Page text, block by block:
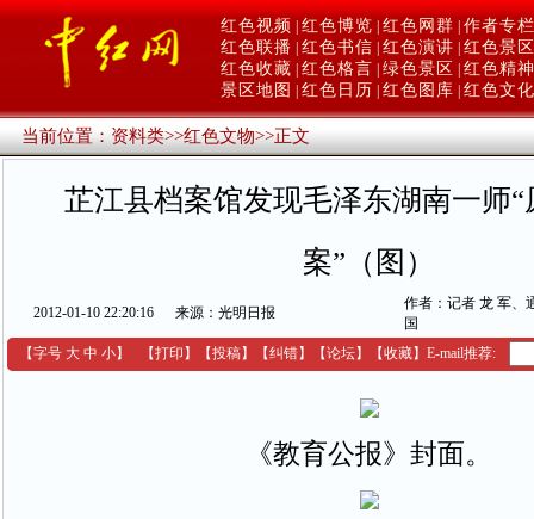
红色视频 红色博览 红色网群 作者专栏
红色联播 红色书信 红色演讲 红色景区
红色收藏 红色格言 绿色景区
红色精神
景区地图
红色日历 红色图库 红色文化
当前位置：资料类>>红色文物>>正文
芷江县档案馆发现毛泽东湖南一师
案”（图）
2012-01-10 22:20:16 来源：光明日报
作者：记者 龙 军、
国
【字号 大 中 小】 【打印 】 【投稿】 【纠错】 【论坛】 【收藏】 E-mail推荐:
《教育公报》封面。